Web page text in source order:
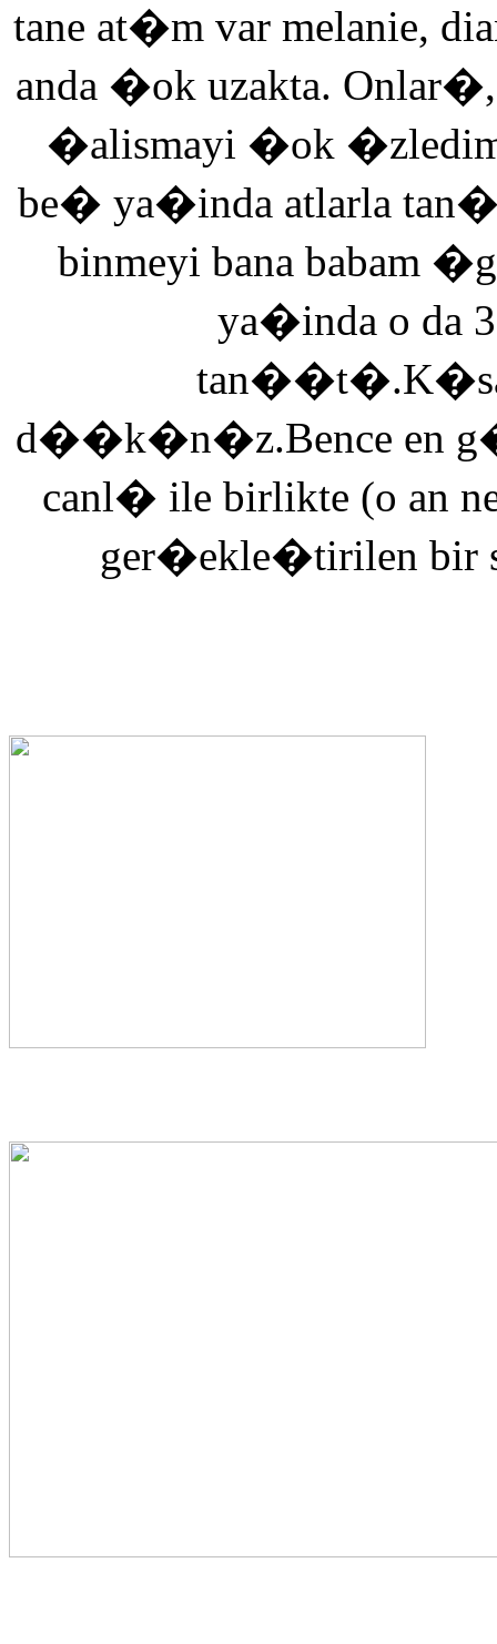
tane at�m var melanie,
anda �ok uzakta.
�alismayi �ok
be� ya�inda atlarla
binmeyi bana babam
ya�inda o da
d��k�n�z.Bence en
canl� ile birlikte (o an
ger�ekle�tirilen bir